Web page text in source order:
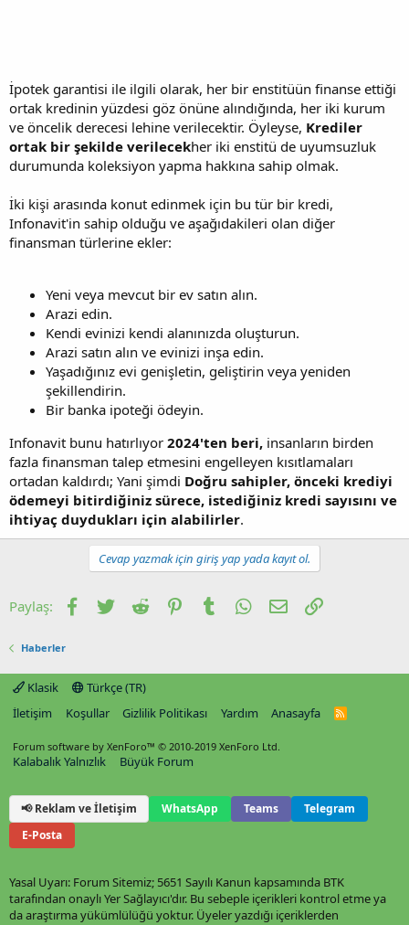
İpotek garantisi ile ilgili olarak, her bir enstitüün finanse ettiği
ortak kredinin yüzdesi göz önüne alındığında, her iki kurum
ve öncelik derecesi lehine verilecektir. Öyleyse, Krediler
ortak bir şekilde verilecekher iki enstitü de uyumsuzluk
durumunda koleksiyon yapma hakkına sahip olmak.
İki kişi arasında konut edinmek için bu tür bir kredi,
Infonavit'in sahip olduğu ve aşağıdakileri olan diğer
finansman türlerine ekler:
Yeni veya mevcut bir ev satın alın.
Arazi edin.
Kendi evinizi kendi alanınızda oluşturun.
Arazi satın alın ve evinizi inşa edin.
Yaşadığınız evi genişletin, geliştirin veya yeniden
şekillendirin.
Bir banka ipoteği ödeyin.
Infonavit bunu hatırlıyor 2024'ten beri, insanların birden
fazla finansman talep etmesini engelleyen kısıtlamaları
ortadan kaldırdı; Yani şimdi Doğru sahipler, önceki krediyi
ödemeyi bitirdiğiniz sürece, istediğiniz kredi sayısını ve
ihtiyaç duydukları için alabilirler.
Cevap yazmak için giriş yap yada kayıt ol.
Paylaş: Facebook
TwitterReddit PinterestTumblrWhatsApp
E-postaLink
Haberler
Klasik
Türkçe (TR)
İletişim
Koşullar Gizlilik Politikası Yardım Anasayfa
R
Forum software by XenForo™ © 2010-2019 XenForo Ltd.
Kalabalık Yalnızlık Büyük Forum
📢 Reklam ve İletişim WhatsApp Teams
Telegram
E-Posta
Yasal Uyarı: Forum Sitemiz; 5651 Sayılı Kanun kapsamında BTK
tarafından onaylı Yer Sağlayıcı'dır. Bu sebeple içerikleri kontrol etme ya
da araştırma yükümlülüğü yoktur. Üyeler yazdığı içeriklerden